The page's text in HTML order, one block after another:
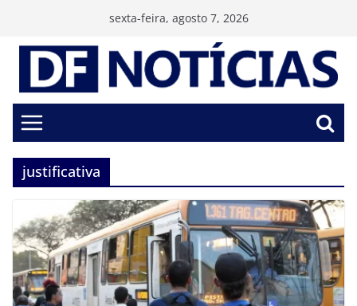
conteúdo
sexta-feira, agosto 7, 2026
justificativa